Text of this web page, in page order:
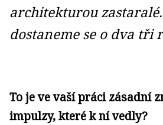
architekturou
dostaneme se o dva tři
To je ve vaší práci zásadní
impulzy, které k ní vedly?